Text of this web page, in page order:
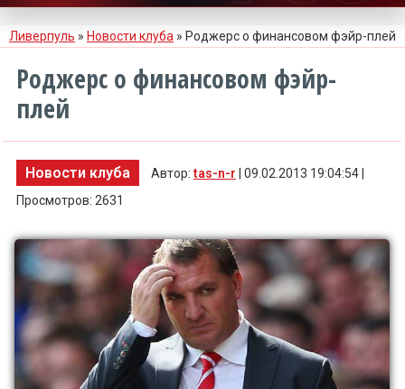
Ливерпуль » Новости клуба » Роджерс о финансовом фэйр-плей
Роджерс о финансовом фэйр-
плей
Новости клуба Автор:tas-n-r | 09.02.2013 19:04:54 |
Просмотров: 2631